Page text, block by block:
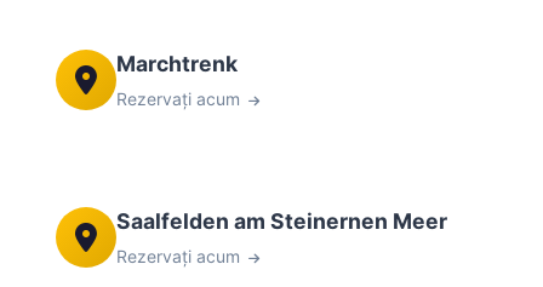
Marchtrenk
Rezervați acum
Saalfelden am Steinernen Meer
Rezervați acum